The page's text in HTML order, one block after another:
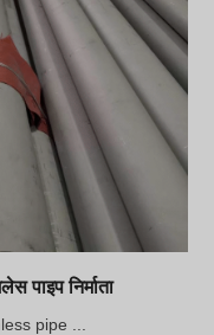
निर्माता
pipe ...